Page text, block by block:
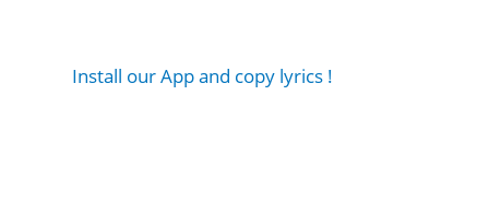
Install our App and copy lyrics !